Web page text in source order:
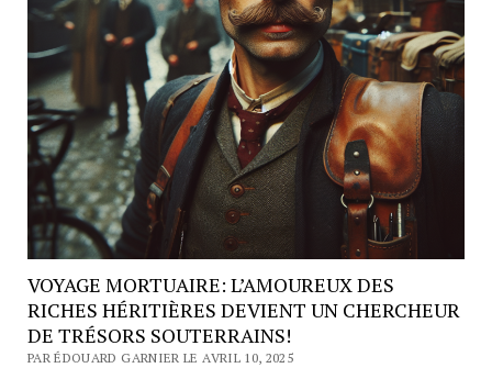
VOYAGE MORTUAIRE: L’AMOUREUX DES
RICHES HÉRITIÈRES DEVIENT UN CHERCHEUR
DE TRÉSORS SOUTERRAINS!
PAR ÉDOUARD GARNIER LE AVRIL 10, 2025